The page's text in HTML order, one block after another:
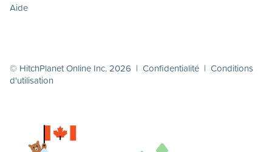
Aide
© HitchPlanet Online Inc. 2026 | Confidentialité | Conditions
d'utilisation